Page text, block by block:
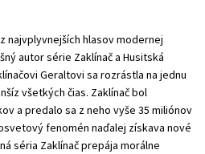
najvplyvnejších hlasov modernej
autor série Zaklínač a Husitská
Geraltovi sa rozrástla na jednu
všetkých čias. Zaklínač bol
a predalo sa z neho vyše 35 miliónov
fenomén naďalej získava nové
séria Zaklínač prepája morálne